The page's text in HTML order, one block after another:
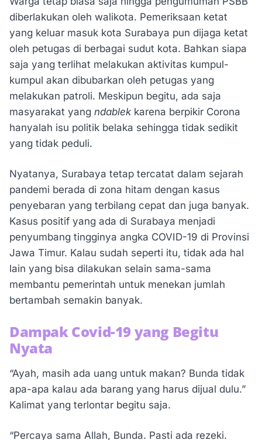
diberlakukan oleh walikota. Pemeriksaan ketat
yang keluar masuk kota Surabaya pun dijaga ketat
oleh petugas di berbagai sudut kota. Bahkan siapa
saja yang terlihat melakukan aktivitas kumpul-
kumpul akan dibubarkan oleh petugas yang
melakukan patroli. Meskipun begitu, ada saja
masyarakat yang ndablek karena berpikir Corona
hanyalah isu politik belaka sehingga tidak sedikit
yang tidak peduli.
Nyatanya, Surabaya tetap tercatat dalam sejarah
pandemi berada di zona hitam dengan kasus
penyebaran yang terbilang cepat dan juga banyak.
Kasus positif yang ada di Surabaya menjadi
penyumbang tingginya angka COVID-19 di Provinsi
Jawa Timur. Kalau sudah seperti itu, tidak ada hal
lain yang bisa dilakukan selain sama-sama
membantu pemerintah untuk menekan jumlah
bertambah semakin banyak.
Dampak Covid-19 yang Begitu
Nyata
“Ayah, masih ada uang untuk makan? Bunda tidak
apa-apa kalau ada barang yang harus dijual dulu.”
Kalimat yang terlontar begitu saja.
“Percaya sama Allah, Bunda. Pasti ada rezeki.